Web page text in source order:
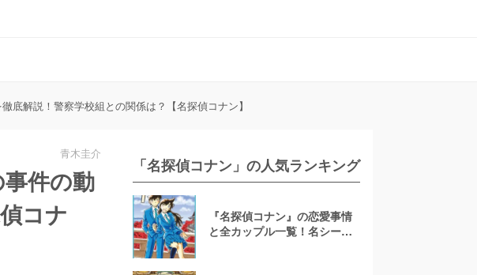
底解説！警察学校組との関係は？【名探偵コナン】
青木圭介
件の動
コナ
「名探偵コナン」の人気ランキング
『名探偵コナン』の恋愛事情
と全カップル一覧！名シーン